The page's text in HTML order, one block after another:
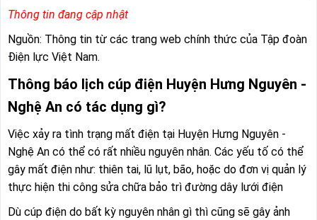
Thông tin đang cập nhật
Nguồn: Thông tin từ các trang web chính thức của Tập đoàn
Điện lực Việt Nam.
Thông báo lịch cúp điện Huyện Hưng Nguyên -
Nghệ An có tác dụng gì?
Việc xảy ra tình trạng mất điện tại Huyện Hưng Nguyên -
Nghệ An có thể có rất nhiều nguyên nhân. Các yếu tố có thể
gây mất điện như: thiên tai, lũ lụt, bão, hoặc do đơn vị quản lý
thực hiện thi công sửa chữa bảo trì đường dây lưới điện
Dù cúp điện do bất kỳ nguyên nhân gì thì cũng sẽ gây ảnh